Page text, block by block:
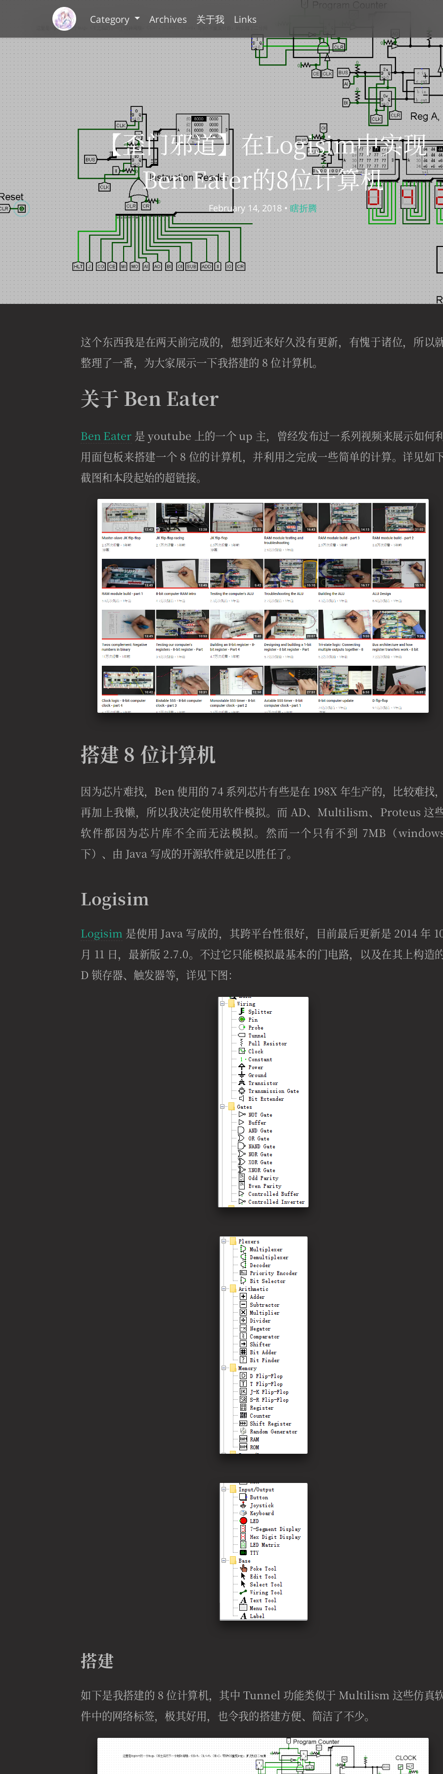
Category Archives 关于我 Links
【歪门邪道】在Logisim中实现
Ben Eater的8位计算机
February 14, 2018 •瞎折腾
这个东西我是在两天前完成的，想到近来好久没有更新，有愧于诸位，所以
整理了一番，为大家展示一下我搭建的 8 位计算机。
关于 Ben Eater
Ben Eater 是 youtube 上的一个 up 主，曾经发布过一系列视频来展示如何
用面包板来搭建一个 8 位的计算机，并利用之完成一些简单的计算。详见如
截图和本段起始的超链接。
搭建 8 位计算机
因为芯片难找，Ben 使用的 74 系列芯片有些是在 198X 年生产的，比较难找
再加上我懒，所以我决定使用软件模拟。而 AD、Multilism、Proteus 这
软件都因为芯片库不全而无法模拟。然而一个只有不到 7MB（
下）、由 Java 写成的开源软件就足以胜任了。
Logisim
Logisim 是使用 Java 写成的，其跨平台性很好，目前最后更新是 2014 年
月 11 日，最新版 2.7.0。不过它只能模拟最基本的门电路，以及在其上构造
D 锁存器、触发器等，详见下图：
搭建
如下是我搭建的 8 位计算机，其中 Tunnel 功能类似于 Multilism 这些仿真
件中的网络标签，极其好用，也令我的搭建方便、简洁了不少。